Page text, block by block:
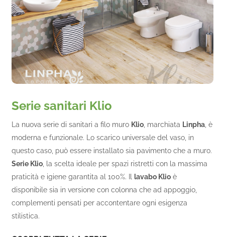
Serie sanitari Klio
La nuova serie di sanitari a filo muro Klio , marchiata Linpha , è
moderna e funzionale. Lo scarico universale del vaso, in
questo caso, può essere installato sia pavimento che a muro.
Serie Klio , la scelta ideale per spazi ristretti con la massima
praticità e igiene garantita al 100%. Il
lavabo Klio è
disponibile sia in versione con colonna che ad appoggio,
complementi pensati per accontentare ogni esigenza
stilistica.